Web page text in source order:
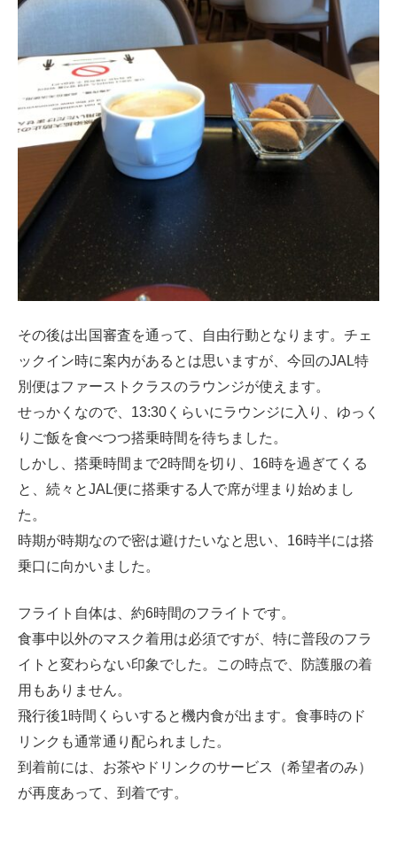
その後は出国審査を通って、自由行動となります。チェ
ックイン時に案内があるとは思いますが、今回のJAL特
別便はファーストクラスのラウンジが使えます。
せっかくなので、13:30くらいにラウンジに入り、ゆっく
りご飯を食べつつ搭乗時間を待ちました。
しかし、搭乗時間まで2時間を切り、16時を過ぎてくる
と、続々とJAL便に搭乗する人で席が埋まり始めまし
た。
時期が時期なので密は避けたいなと思い、16時半には搭
乗口に向かいました。
フライト自体は、約6時間のフライトです。
食事中以外のマスク着用は必須ですが、特に普段のフラ
イトと変わらない印象でした。この時点で、防護服の着
用もありません。
飛行後1時間くらいすると機内食が出ます。食事時のド
リンクも通常通り配られました。
到着前には、お茶やドリンクのサービス（希望者のみ）
が再度あって、到着です。